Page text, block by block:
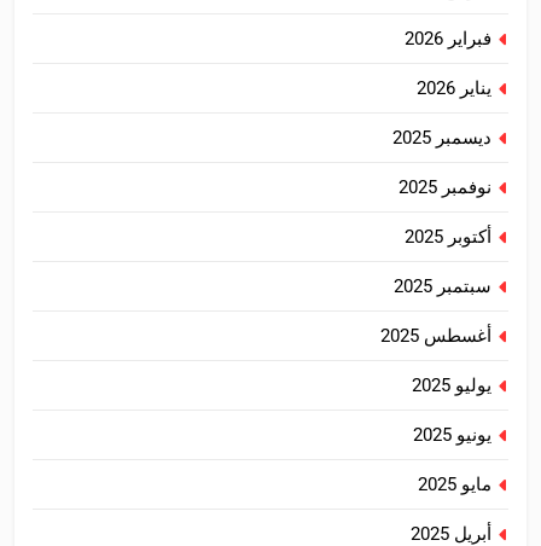
فبراير 2026
يناير 2026
ديسمبر 2025
نوفمبر 2025
أكتوبر 2025
سبتمبر 2025
أغسطس 2025
يوليو 2025
يونيو 2025
مايو 2025
أبريل 2025